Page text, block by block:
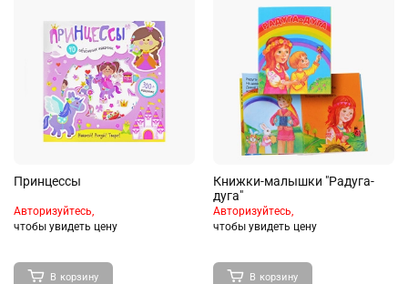
Принцессы
Авторизуйтесь,
чтобы увидеть цену
В корзину
Книжки-малышки "Радуга-
дуга"
Авторизуйтесь,
чтобы увидеть цену
В корзину